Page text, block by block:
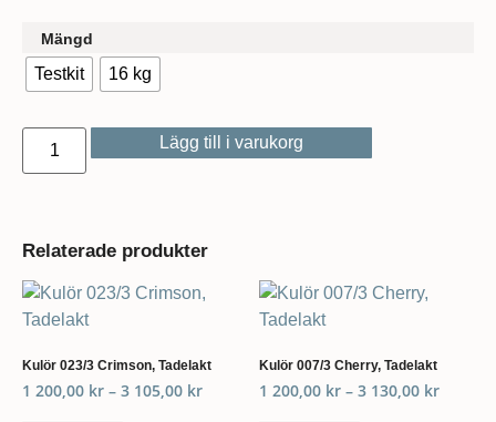
Mängd
Testkit 16 kg
Lägg till i varukorg
Relaterade produkter
Kulör 023/3 Crimson, Tadelakt
1 200,00 kr – 3 105,00 kr
Kulör 007/3 Cherry, Tadelakt
1 200,00 kr – 3 130,00 kr